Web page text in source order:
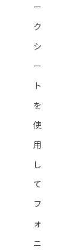
ー
ク
シ
ー
ト
を
使
用
し
て
フ
ォ
ニ